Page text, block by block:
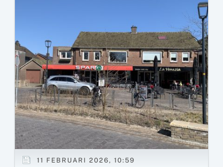
boeken
11 FEBRUARI 2026, 10:59